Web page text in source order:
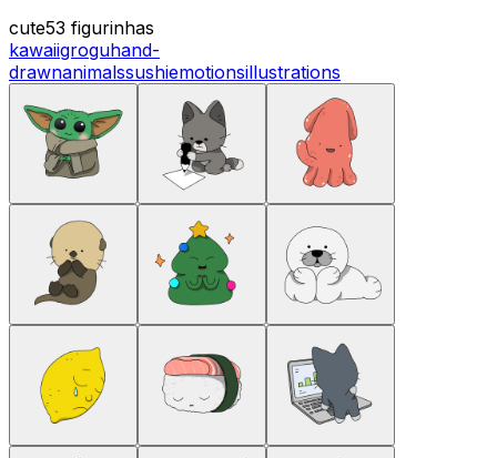
cute53 figurinhas
kawaiigroguhand-
drawnanimalssushiemotionsillustrations